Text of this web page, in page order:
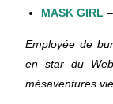
MASK GIRL
Employée de
en star du
mésaventures